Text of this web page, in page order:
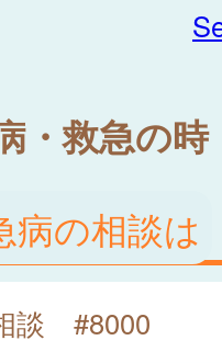
・救急の時
病の相談は
談 #8000